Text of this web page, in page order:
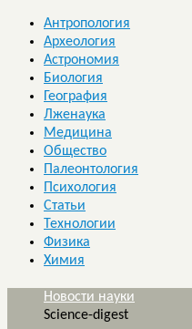
Антропология
Археология
Астрономия
Биология
География
Лженаука
Медицина
Общество
Палеонтология
Психология
Статьи
Технологии
Физика
Химия
Новости науки
Science-digest